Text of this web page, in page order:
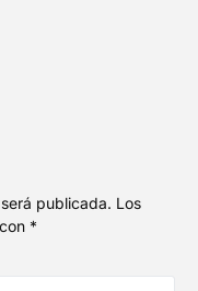
publicada. Los
*